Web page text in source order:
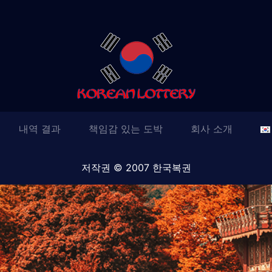
내역 결과 책임감 있는 도박 회사 소개
저작권 © 2007 한국복권